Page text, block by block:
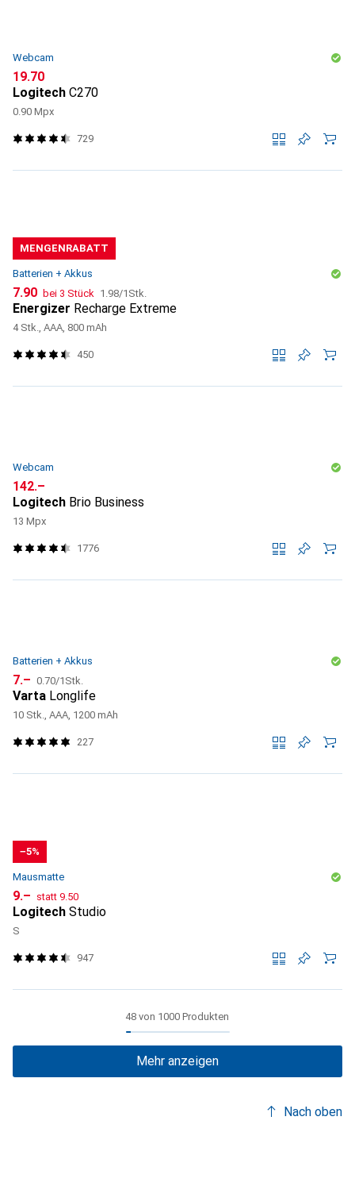
Webcam
CHF
19.70
Logitech C270
0.90 Mpx
729
MENGENRABATT
Batterien + Akkus
CHF
7.90 bei 3 Stück CHF
1.98/1Stk.
Energizer Recharge Extreme
4 Stk., AAA, 800 mAh
450
Webcam
CHF
142.–
Logitech Brio Business
13 Mpx
1776
Batterien + Akkus
CHF
7.– CHF
0.70/1Stk.
Varta Longlife
10 Stk., AAA, 1200 mAh
227
−5%
Mausmatte
CHF
9.– statt CHF
9.50
Logitech Studio
S
947
48 von 1000 Produkten
Mehr anzeigen
Nach oben